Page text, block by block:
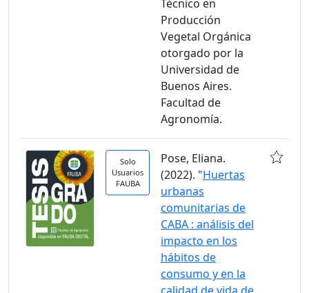
Técnico en
Producción
Vegetal Orgánica
otorgado por la
Universidad de
Buenos Aires.
Facultad de
Agronomía.
Solo
Usuarios
FAUBA
Pose, Eliana.
(2022). "Huertas
urbanas
comunitarias de
CABA : análisis del
impacto en los
hábitos de
consumo y en la